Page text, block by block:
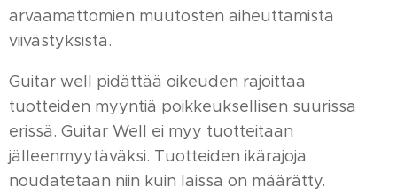
arvaamattomien muutosten aiheuttamista
viivästyksistä.
Guitar well pidättää oikeuden rajoittaa
tuotteiden myyntiä poikkeuksellisen suurissa
erissä. Guitar Well ei myy tuotteitaan
jälleenmyytäväksi. Tuotteiden ikärajoja
noudatetaan niin kuin laissa on määrätty.